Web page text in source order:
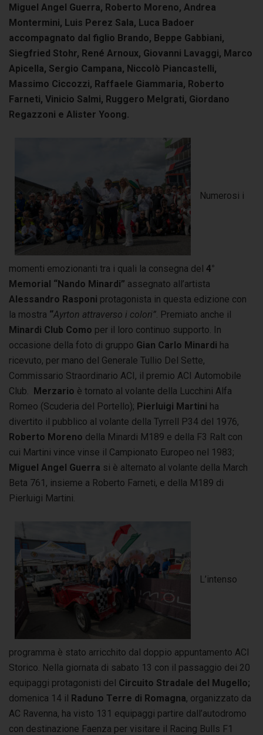
Miguel Angel Guerra, Roberto Moreno, Andrea
Montermini, Luis Perez Sala, Luca Badoer
accompagnato dal figlio Brando, Beppe Gabbiani,
Siegfried Stohr, René Arnoux, Giovanni Lavaggi, Marco
Apicella, Sergio Campana, Niccolò Piancastelli,
Massimo Ciccozzi, Raffaele Giammaria, Roberto
Farneti, Vinicio Salmi, Ruggero Melgrati, Giordano
Regazzoni e Alister Yoong.
Numerosi i
momenti emozionanti tra i quali la consegna del 4°
Memorial “Nando Minardi” assegnato all’artista
Alessandro Rasponi protagonista in questa edizione con
la mostra “Ayrton attraverso i colori” . Premiato anche il
Minardi Club Como per il loro continuo supporto. In
occasione della foto di gruppo Gian Carlo Minardi ha
ricevuto, per mano del Generale Tullio Del Sette,
Commissario Straordinario ACI, il premio ACI Automobile
Club. Merzario è tornato al volante della Lucchini Alfa
Romeo (Scuderia del Portello); Pierluigi Martini ha
divertito il pubblico al volante della Tyrrell P34 del 1976,
Roberto Moreno della Minardi M189 e della F3 Ralt con
cui Martini vince vinse il Campionato Europeo nel 1983;
Miguel Angel Guerra si è alternato al volante della March
Beta 761, insieme a Roberto Farneti, e della M189 di
Pierluigi Martini.
L’intenso
programma è stato arricchito dal doppio appuntamento ACI
Storico. Nella giornata di sabato 13 con il passaggio dei 20
equipaggi protagonisti del Circuito Stradale del Mugello;
domenica 14 il Raduno Terre di Romagna, organizzato da
AC Ravenna, ha visto 131 equipaggi partire dall’autodromo
con destinazione Faenza per visitare il Racing Bulls F1